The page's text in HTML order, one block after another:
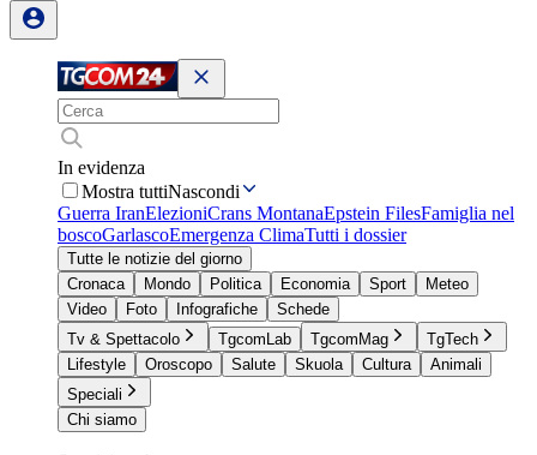
In evidenza
Mostra tuttiNascondi
Guerra IranElezioniCrans MontanaEpstein FilesFamiglia nel
boscoGarlascoEmergenza ClimaTutti i dossier
Tutte le notizie del giorno
Cronaca
Mondo Politica Economia Sport
Meteo
Video
Foto Infografiche
Schede
Tv & Spettacolo
TgcomLab TgcomMag
TgTech
Lifestyle
Oroscopo Salute Skuola Cultura
Animali
Speciali
Chi siamo